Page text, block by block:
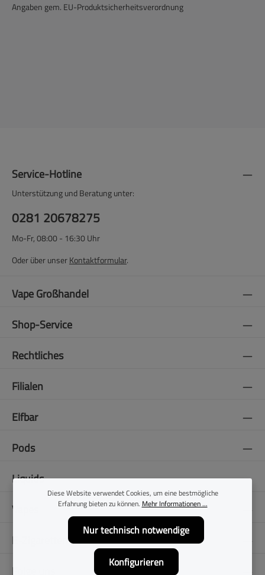
Angaben gem. EU-Produktsicherheitsverordnung
Service-Hotline
Unterstützung und Beratung unter:
0281 20678275
Mo-Fr, 08:00 - 16:30 Uhr
Oder über unserKontaktformular.
Vape Großhandel
Shop-Service
Rechtliches
Filialen
Elfbar
Pods
Liquids
Vapes
E-Zigaretten
Folge uns
Diese Website verwendet Cookies, um eine bestmögliche
Erfahrung bieten zu können. Mehr Informationen ...
Nur technisch notwendige
Konfigurieren